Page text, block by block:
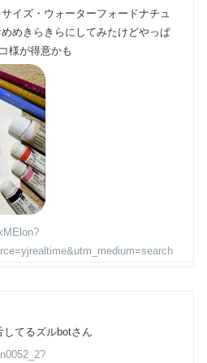
イズ・ウォーターフォードナチュ
めきらきらにしてみたけどやっぱ
様が得意かも
てるズルbotさん